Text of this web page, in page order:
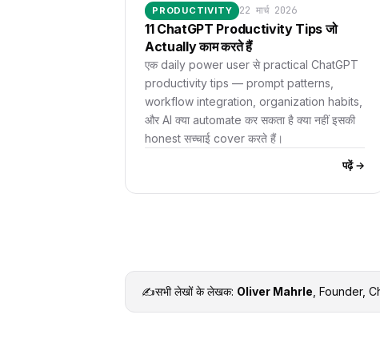
PRODUCTIVITY 22 मार्च 2026
11 ChatGPT Productivity Tips जो
Actually काम करते हैं
एक daily power user से practical ChatGPT
productivity tips — prompt patterns,
workflow integration, organization habits,
और AI क्या automate कर सकता है क्या नहीं इसकी
honest सच्चाई cover करते हैं।
पढ़ें →
✍️सभी लेखों के लेखक: Oliver Mahrle , Founder,